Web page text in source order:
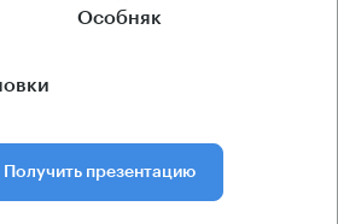
Особняк
Получить презентацию